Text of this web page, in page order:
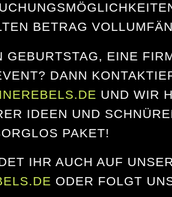
BETRAG
GEBURTSTAG, EINE
DANN
UND WIR
IDEEN UND
PAKET!
IHR AUCH AUF
ODER FOLGT